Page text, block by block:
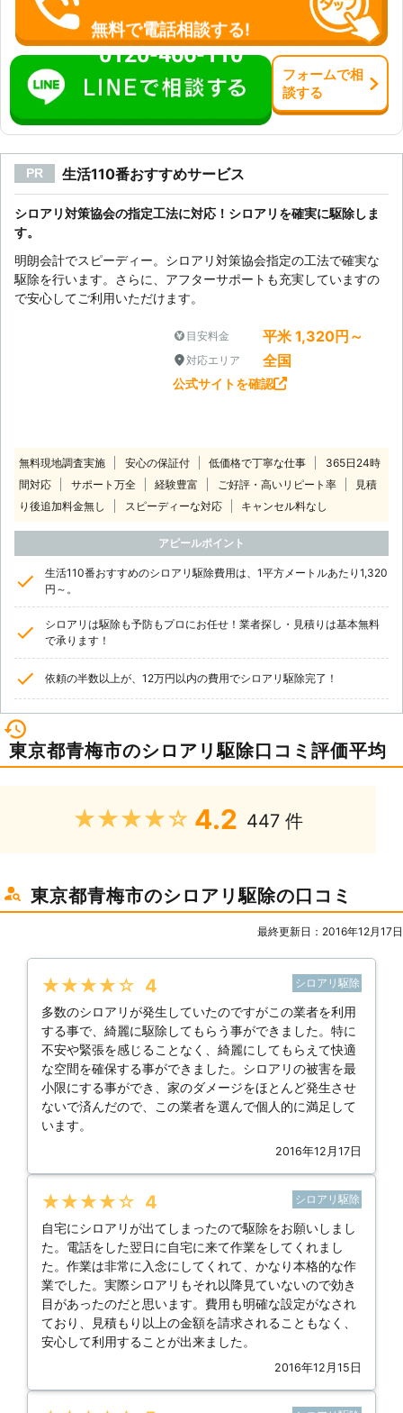
無料で電話相談する!
0120-466-110
フォームで相
談する
PR 生活110番おすすめサービス
シロアリ対策協会の指定工法に対応！シロアリを確実に駆除しま
す。
明朗会計でスピーディー。シロアリ対策協会指定の工法で確実な
駆除を行います。さらに、アフターサポートも充実していますの
で安心してご利用いただけます。
目安料金 平米 1,320円～
対応エリア 全国
公式サイトを確認
無料現地調査実施 安心の保証付 低価格で丁寧な仕事
365日24時
間対応
サポート万全 経験豊富 ご好評・高いリピート率
見積
り後追加料金無し
スピーディーな対応 キャンセル料なし
アピールポイント
生活110番おすすめのシロアリ駆除費用は、1平方メートルあたり1,320
円～。
シロアリは駆除も予防もプロにお任せ！業者探し・見積りは基本無料
で承ります！
依頼の半数以上が、12万円以内の費用でシロアリ駆除完了！
東京都青梅市のシロアリ駆除口コミ評価平均
★★★★★ 4.2 447 件
東京都青梅市のシロアリ駆除の口コミ
最終更新日：2016年12月17日
★★★★★ 4 シロアリ駆除
多数のシロアリが発生していたのですがこの業者を利用
する事で、綺麗に駆除してもらう事ができました。特に
不安や緊張を感じることなく、綺麗にしてもらえて快適
な空間を確保する事ができました。シロアリの被害を最
小限にする事ができ、家のダメージをほとんど発生させ
ないで済んだので、この業者を選んで個人的に満足して
います。
2016年12月17日
★★★★★ 4 シロアリ駆除
自宅にシロアリが出てしまったので駆除をお願いしまし
た。電話をした翌日に自宅に来て作業をしてくれまし
た。作業は非常に入念にしてくれて、かなり本格的な作
業でした。実際シロアリもそれ以降見ていないので効き
目があったのだと思います。費用も明確な設定がなされ
ており、見積もり以上の金額を請求されることもなく、
安心して利用することが出来ました。
2016年12月15日